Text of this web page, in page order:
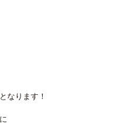
なります！